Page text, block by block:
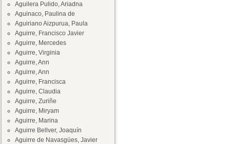
Aguilera Pulido, Ariadna
Aguinaco, Paulina de
Aguiriano Aizpurua, Paula
Aguirre, Francisco Javier
Aguirre, Mercedes
Aguirre, Virginia
Aguirre, Ann
Aguirre, Ann
Aguirre, Francisca
Aguirre, Claudia
Aguirre, Zuriñe
Aguirre, Miryam
Aguirre, Marina
Aguirre Bellver, Joaquín
Aguirre de Navasgües, Javier